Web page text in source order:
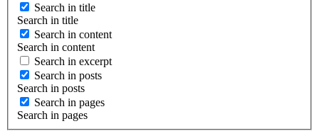
Search in title
Search in title
Search in content
Search in content
Search in excerpt
Search in posts
Search in posts
Search in pages
Search in pages